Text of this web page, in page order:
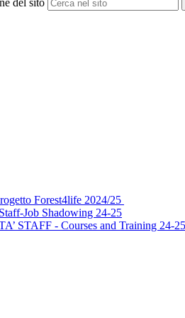
del sito
Forest4life 2024/25
Job Shadowing 24-25
STAFF - Courses and Training 24-25